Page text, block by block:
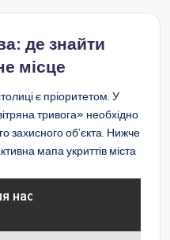
де знайти
місце
є пріоритетом. У
тривога» необхідно
захисного об’єкта. Нижче
мапа укриттів міста